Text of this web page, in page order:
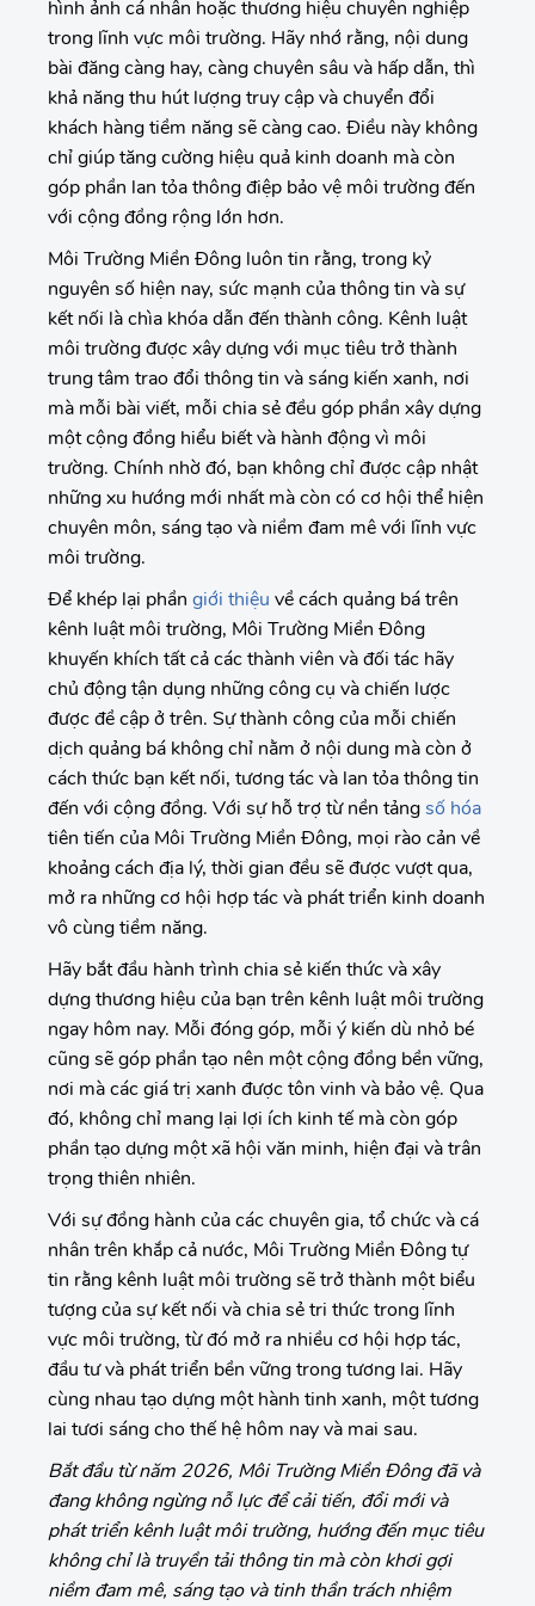
hình ảnh cá nhân hoặc thương hiệu chuyên nghiệp
trong lĩnh vực môi trường. Hãy nhớ rằng, nội dung
bài đăng càng hay, càng chuyên sâu và hấp dẫn, thì
khả năng thu hút lượng truy cập và chuyển đổi
khách hàng tiềm năng sẽ càng cao. Điều này không
chỉ giúp tăng cường hiệu quả kinh doanh mà còn
góp phần lan tỏa thông điệp bảo vệ môi trường đến
với cộng đồng rộng lớn hơn.
Môi Trường Miền Đông luôn tin rằng, trong kỷ
nguyên số hiện nay, sức mạnh của thông tin và sự
kết nối là chìa khóa dẫn đến thành công. Kênh luật
môi trường được xây dựng với mục tiêu trở thành
trung tâm trao đổi thông tin và sáng kiến xanh, nơi
mà mỗi bài viết, mỗi chia sẻ đều góp phần xây dựng
một cộng đồng hiểu biết và hành động vì môi
trường. Chính nhờ đó, bạn không chỉ được cập nhật
những xu hướng mới nhất mà còn có cơ hội thể hiện
chuyên môn, sáng tạo và niềm đam mê với lĩnh vực
môi trường.
Để khép lại phần giới thiệu về cách quảng bá trên
kênh luật môi trường, Môi Trường Miền Đông
khuyến khích tất cả các thành viên và đối tác hãy
chủ động tận dụng những công cụ và chiến lược
được đề cập ở trên. Sự thành công của mỗi chiến
dịch quảng bá không chỉ nằm ở nội dung mà còn ở
cách thức bạn kết nối, tương tác và lan tỏa thông tin
đến với cộng đồng. Với sự hỗ trợ từ nền tảngsố hóa
tiên tiến của Môi Trường Miền Đông, mọi rào cản về
khoảng cách địa lý, thời gian đều sẽ được vượt qua,
mở ra những cơ hội hợp tác và phát triển kinh doanh
vô cùng tiềm năng.
Hãy bắt đầu hành trình chia sẻ kiến thức và xây
dựng thương hiệu của bạn trên kênh luật môi trường
ngay hôm nay. Mỗi đóng góp, mỗi ý kiến dù nhỏ bé
cũng sẽ góp phần tạo nên một cộng đồng bền vững,
nơi mà các giá trị xanh được tôn vinh và bảo vệ. Qua
đó, không chỉ mang lại lợi ích kinh tế mà còn góp
phần tạo dựng một xã hội văn minh, hiện đại và trân
trọng thiên nhiên.
Với sự đồng hành của các chuyên gia, tổ chức và cá
nhân trên khắp cả nước, Môi Trường Miền Đông tự
tin rằng kênh luật môi trường sẽ trở thành một biểu
tượng của sự kết nối và chia sẻ tri thức trong lĩnh
vực môi trường, từ đó mở ra nhiều cơ hội hợp tác,
đầu tư và phát triển bền vững trong tương lai. Hãy
cùng nhau tạo dựng một hành tinh xanh, một tương
lai tươi sáng cho thế hệ hôm nay và mai sau.
Bắt đầu từ năm 2026, Môi Trường Miền Đông đã và
đang không ngừng nỗ lực để cải tiến, đổi mới và
phát triển kênh luật môi trường, hướng đến mục tiêu
không chỉ là truyền tải thông tin mà còn khơi gợi
niềm đam mê, sáng tạo và tinh thần trách nhiệm